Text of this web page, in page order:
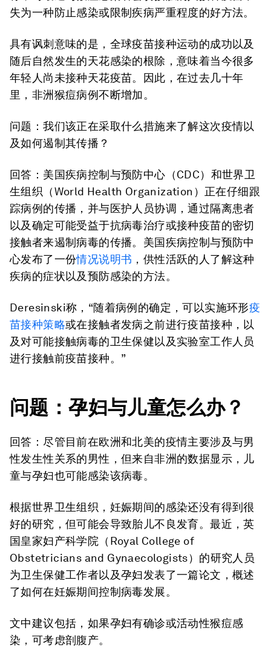
失为一种防止感染或限制疾病严重程度的好方法。
具有讽刺意味的是，全球疫苗接种运动的成功以及
随后自然发生的天花感染的根除，意味着当今很多
年轻人尚未接种天花疫苗。因此，在过去几十年
里，非洲猴痘病例不断增加。
问题：我们该正在采取什么措施来了解这次疫情以
及如何遏制其传播？
回答：美国疾病控制与预防中心（CDC）和世界卫
生组织（World Health Organization）正在仔细跟
踪病例的传播，并与医护人员协调，通过隔离患者
以及确定可能受益于抗病毒治疗或接种疫苗的密切
接触者来遏制病毒的传播。美国疾病控制与预防中
心发布了一份情况说明书 ，供性活跃的人了解这种
疾病的症状以及预防感染的方法。
Deresinski称，“随着病例的确定，可以实施环形疫
苗接种策略或在接触者发病之前进行疫苗接种，以
及对可能接触病毒的卫生保健以及实验室工作人员
进行接触前疫苗接种。”
问题：孕妇与儿童怎么办？
回答：尽管目前在欧洲和北美的疫情主要涉及与男
性发生性关系的男性，但来自非洲的数据显示，儿
童与孕妇也可能感染该病毒。
根据世界卫生组织，妊娠期间的感染还没有得到很
好的研究，但可能会导致胎儿不良发育。最近，英
国皇家妇产科学院（Royal College of
Obstetricians and Gynaecologists）的研究人员
为卫生保健工作者以及孕妇发表了一篇论文，概述
了如何在妊娠期间控制病毒发展。
文中建议包括，如果孕妇有确诊或活动性猴痘感
染，可考虑剖腹产。